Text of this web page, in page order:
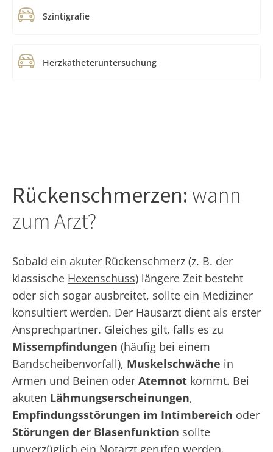
Szintigrafie
Herzkatheteruntersuchung
Rückenschmerzen: wann
zum Arzt?
Sobald ein akuter Rückenschmerz (z. B. der
klassische Hexenschuss) längere Zeit besteht
oder sich sogar ausbreitet, sollte ein Mediziner
konsultiert werden. Der Hausarzt dient als erster
Ansprechpartner. Gleiches gilt, falls es zu
Missempfindungen (häufig bei einem
Bandscheibenvorfall), Muskelschwäche in
Armen und Beinen oder Atemnot kommt. Bei
akuten Lähmungserscheinungen,
Empfindungsstörungen im Intimbereich oder
Störungen der Blasenfunktion sollte
unverzüglich ein Notarzt gerufen werden.